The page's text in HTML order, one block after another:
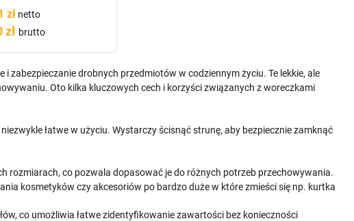
zł netto
zł brutto
drobnych przedmiotów w codziennym życiu. Te lekkie, ale
Oto kilka kluczowych cech i korzyści związanych z woreczkami
łatwe w użyciu. Wystarczy ścisnąć strunę, aby bezpiecznie zamknąć
rozmiarach, co pozwala dopasować je do różnych potrzeb przechowywania.
kosmetyków czy akcesoriów po bardzo duże w które zmieści się np. kurtka
co umożliwia łatwe zidentyfikowanie zawartości bez konieczności